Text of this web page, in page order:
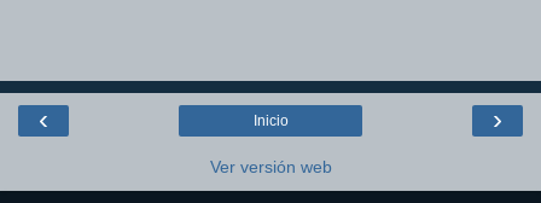
‹ ›
Inicio
Ver versión web